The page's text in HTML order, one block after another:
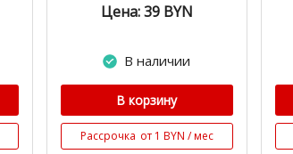
Цена: 39 BYN
В наличии
В корзину
Рассрочка от 1 BYN / мес